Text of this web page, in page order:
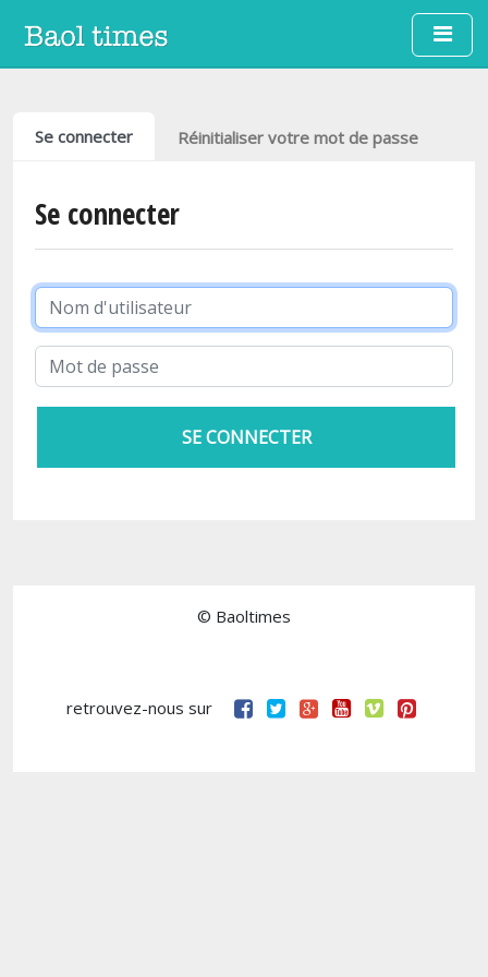
Aller au contenu principal
Onglets principaux
Se connecter Réinitialiser votre mot de passe
Se connecter
© Baoltimes
retrouvez-nous sur